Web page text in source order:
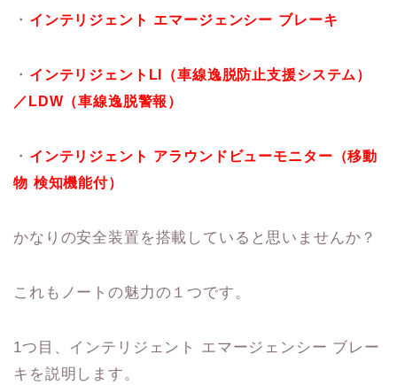
・ インテリジェント エマージェンシー ブレーキ
・ インテリジェント LI
（車線逸脱防止支援システム）
／ LDW （車線逸脱警報）
・ インテリジェント アラウンドビューモニター（移動
物 検知機能付）
かなりの安全装置を搭載していると思いませんか？
これもノートの魅力の１つです。
1つ目、インテリジェント エマージェンシー ブレー
キを説明します。